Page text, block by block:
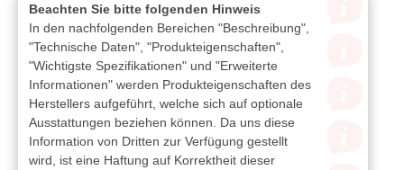
Beachten Sie bitte folgenden Hinweis
In den nachfolgenden Bereichen "Beschreibung",
"Technische Daten", "Produkteigenschaften",
"Wichtigste Spezifikationen" und "Erweiterte
Informationen" werden Produkteigenschaften des
Herstellers aufgeführt, welche sich auf optionale
Ausstattungen beziehen können. Da uns diese
Information von Dritten zur Verfügung gestellt
wird, ist eine Haftung auf Korrektheit dieser